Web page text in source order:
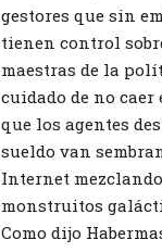
gestores que sin
tienen control
maestras de la
cuidado de no
que los agentes
sueldo van
Internet
monstruitos
Como dijo